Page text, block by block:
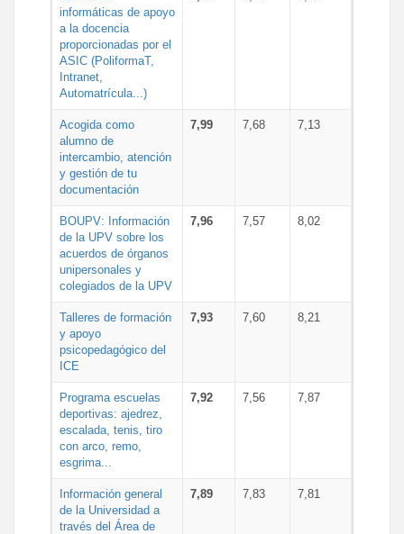
informáticas de apoyo
a la docencia
proporcionadas por el
ASIC (PoliformaT,
Intranet,
Automatrícula...)
Acogida como
alumno de
intercambio, atención
y gestión de tu
documentación
7,99 7,68 7,13
BOUPV: Información
de la UPV sobre los
acuerdos de órganos
unipersonales y
colegiados de la UPV
7,96 7,57 8,02
Talleres de formación
y apoyo
psicopedagógico del
ICE
7,93 7,60 8,21
Programa escuelas
deportivas: ajedrez,
escalada, tenis, tiro
con arco, remo,
esgrima...
7,92 7,56 7,87
Información general
de la Universidad a
través del Área de
7,89 7,83 7,81